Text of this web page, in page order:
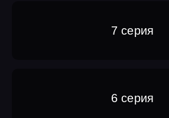
7 серия
6 серия